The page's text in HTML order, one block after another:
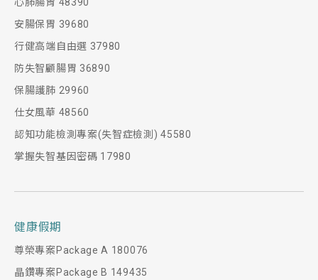
安腸保胃 39680
行健高端自由選 37980
防失智顧腸胃 36890
保腸護肺 29960
仕女風華 48560
認知功能檢測專案(失智症檢測) 45580
掌握失智基因密碼 17980
健康假期
尊榮專案Package A 180076
晶鑽專案Package B 149435